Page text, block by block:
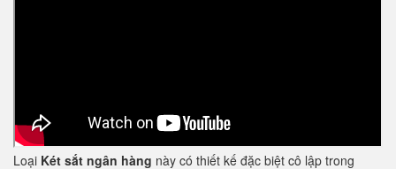
Loại Két sắt ngân hàng này có thiết kế đặc biệt cô lập trong